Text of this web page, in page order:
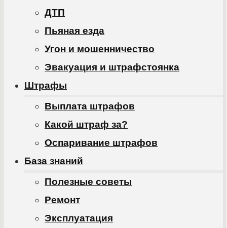
ДТП
Пьяная езда
Угон и мошенничество
Эвакуация и штрафстоянка
Штрафы
Выплата штрафов
Какой штраф за?
Оспаривание штрафов
База знаний
Полезные советы
Ремонт
Эксплуатация